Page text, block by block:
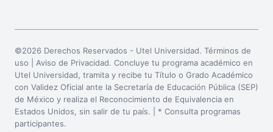
©2026 Derechos Reservados - Utel Universidad. Términos de
uso | Aviso de Privacidad. Concluye tu programa académico en
Utel Universidad, tramita y recibe tu Título o Grado Académico
con Validez Oficial ante la Secretaría de Educación Pública (SEP)
de México y realiza el Reconocimiento de Equivalencia en
Estados Unidos, sin salir de tu país. | * Consulta programas
participantes.